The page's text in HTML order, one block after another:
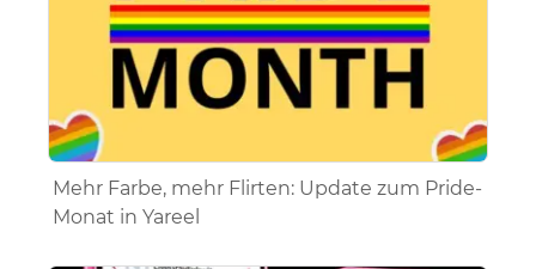
Mehr Farbe, mehr Flirten: Update zum Pride-
Monat in Yareel